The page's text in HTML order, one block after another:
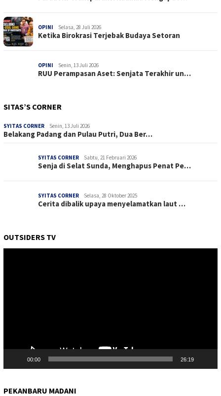
OPINI Selasa, 28 Juli 2026
Ketika Birokrasi Terjebak Budaya Setoran
OPINI Senin, 13 Juli 2026
RUU Perampasan Aset: Senjata Terakhir un…
SITAS’S CORNER
SYITAS CORNER Senin, 13 Juli 2026
Belakang Padang dan Pulau Putri, Dua Ber…
SYITAS CORNER Sabtu, 21 Februari 2026
Senja di Selat Sunda, Menghapus Penat Pe…
SYITAS CORNER Selasa, 28 Oktober 2025
Cerita dibalik upaya menyelamatkan laut …
OUTSIDERS TV
00:00 26:19
PEKANBARU MADANI